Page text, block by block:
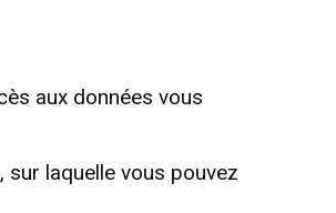
aux données vous
sur laquelle vous pouvez